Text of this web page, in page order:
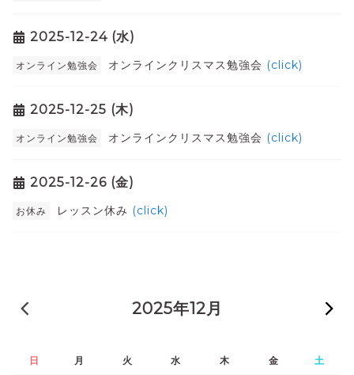
2025-12-24 (水)
オンライン勉強会 オンラインクリスマス勉強会 (click)
2025-12-25 (木)
オンライン勉強会 オンラインクリスマス勉強会 (click)
2025-12-26 (金)
お休み レッスン休み (click)
2025年12月
日 月 火 水 木 金 土